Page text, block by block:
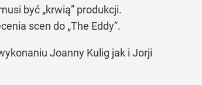
być „krwią” produkcji.
scen do „The Eddy”.
Joanny Kulig jak i Jorji